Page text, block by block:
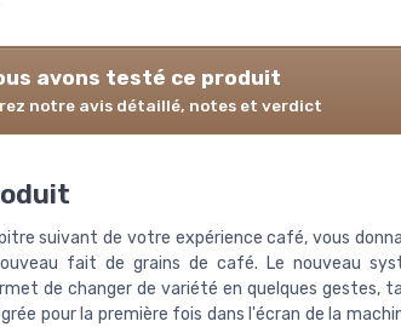
avons testé ce produit
notre avis détaillé, notes et verdict
suivant de votre expérience café, vous
fait de grains de café. Le nouveau
de changer de variété en quelques gestes,
pour la première fois dans l'écran de la